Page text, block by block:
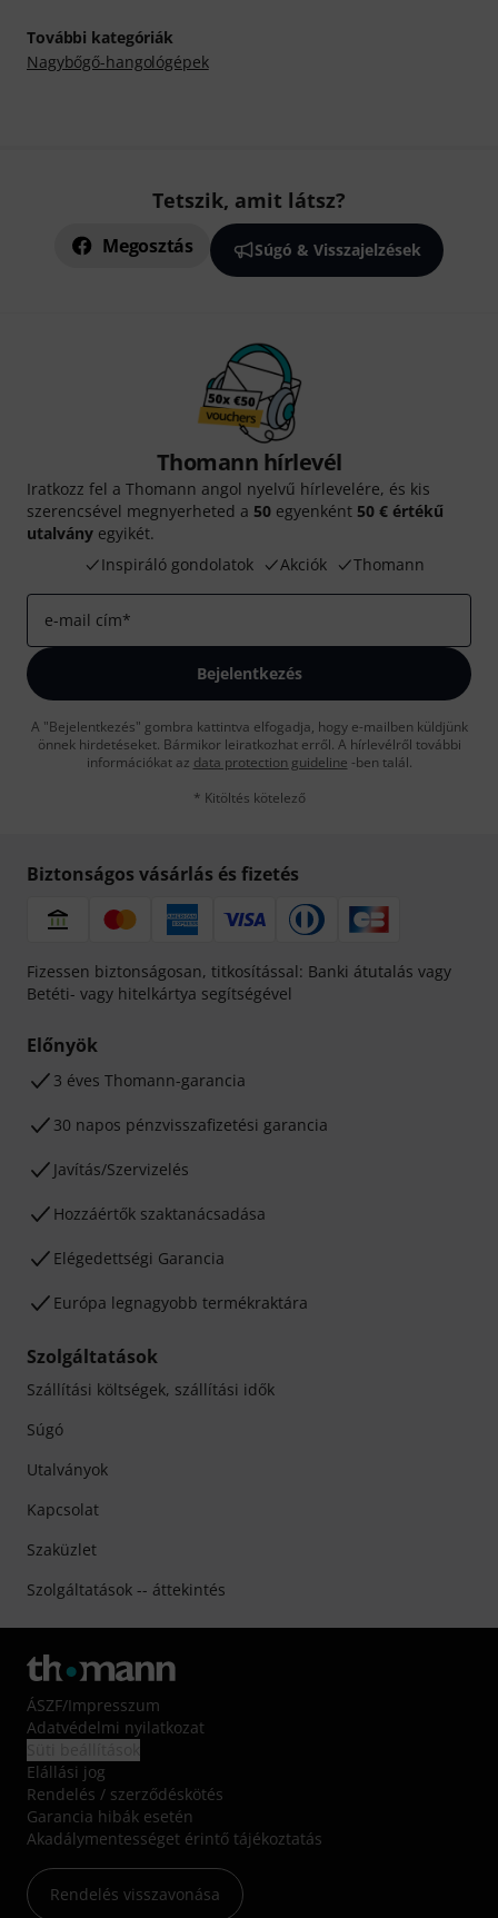
További kategóriák
Nagybőgő-hangológépek
Tetszik, amit látsz?
Megosztás Súgó & Visszajelzések
Thomann hírlevél
Iratkozz fel a Thomann angol nyelvű hírlevelére, és kis
szerencsével megnyerheted a 50 egyenként 50 € értékű
utalvány egyikét.
Inspiráló gondolatok
Akciók Thomann
e-mail cím*
Bejelentkezés
A "Bejelentkezés" gombra kattintva elfogadja, hogy e-mailben küldjünk
önnek hirdetéseket. Bármikor leiratkozhat erről. A hírlevélről további
információkat az data protection guideline -ben talál.
* Kitöltés kötelező
Biztonságos vásárlás és fizetés
Fizessen biztonságosan, titkosítással: Banki átutalás vagy
Betéti- vagy hitelkártya segítségével
Előnyök
3 éves Thomann-garancia
30 napos pénzvisszafizetési garancia
Javítás/Szervizelés
Hozzáértők szaktanácsadása
Elégedettségi Garancia
Európa legnagyobb termékraktára
Szolgáltatások
Szállítási költségek, szállítási idők
Súgó
Utalványok
Kapcsolat
Szaküzlet
Szolgáltatások -- áttekintés
ÁSZF/Impresszum
Adatvédelmi nyilatkozat
Elállási jog
Rendelés / szerződéskötés
Garancia hibák esetén
Akadálymentességet érintő tájékoztatás
Rendelés visszavonása